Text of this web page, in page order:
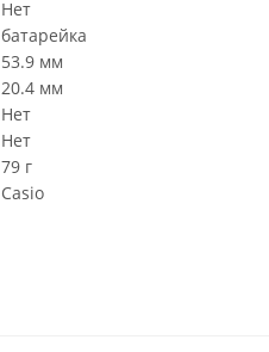
Нет
батарейка
53.9 мм
20.4 мм
Нет
Нет
79 г
Casio